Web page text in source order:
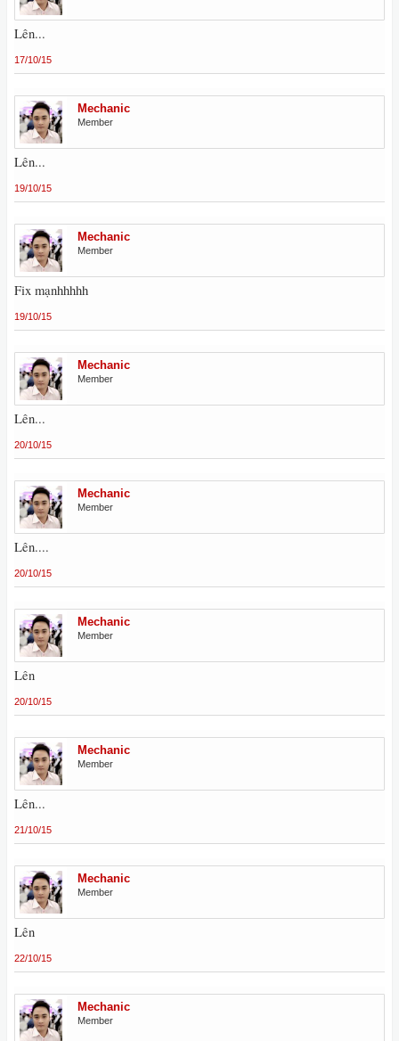
Lên...
17/10/15
Mechanic
Member
Lên...
19/10/15
Mechanic
Member
Fix mạnhhhhh
19/10/15
Mechanic
Member
Lên...
20/10/15
Mechanic
Member
Lên....
20/10/15
Mechanic
Member
Lên
20/10/15
Mechanic
Member
Lên...
21/10/15
Mechanic
Member
Lên
22/10/15
Mechanic
Member